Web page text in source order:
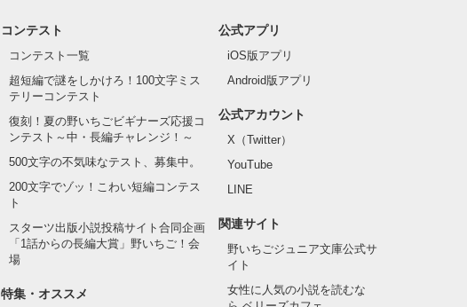
コンテスト
コンテスト一覧
超短編で謎をしかけろ！100文字ミス
テリーコンテスト
復刻！夏の野いちごビギナーズ応援コ
ンテスト～中・長編チャレンジ！～
500文字の不気味なテスト、募集中。
200文字でゾッ！こわい短編コンテス
ト
スターツ出版小説投稿サイト合同企画
「1話からの長編大賞」野いちご！会
場
特集・オススメ
公式アプリ
iOS版アプリ
Android版アプリ
公式アカウント
X（Twitter）
YouTube
LINE
関連サイト
野いちごジュニア文庫公式サ
イト
女性に人気の小説を読むな